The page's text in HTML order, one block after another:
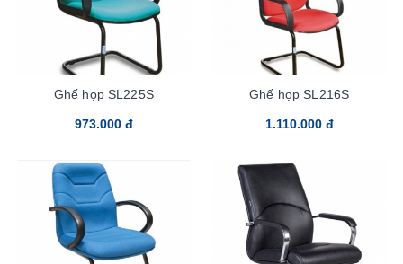
Ghế họp SL225S
973.000 đ
Ghế họp SL216S
1.110.000 đ